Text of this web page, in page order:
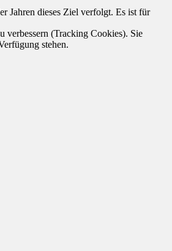
Jahren dieses Ziel verfolgt. Es ist für
verbessern (Tracking Cookies). Sie
stehen.